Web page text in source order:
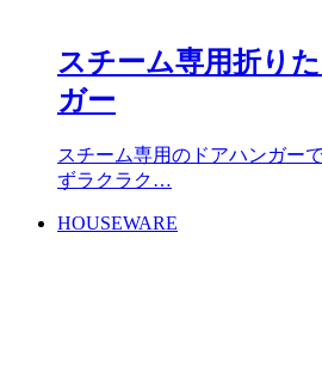
スチーム専用折り
ガー
スチーム専用のドアハンガー
ずラクラク…
HOUSEWARE